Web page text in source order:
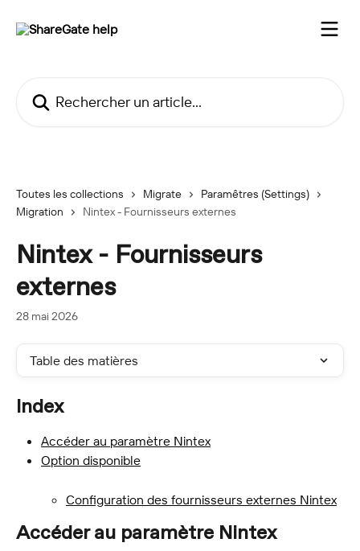
Toutes les collections Migrate
Paramêtres (Settings)
Migration
Nintex - Fournisseurs externes
Nintex - Fournisseurs
externes
28 mai 2026
Table des matières
Index
Accéder au paramètre Nintex
Option disponible
Configuration des fournisseurs externes Nintex
Accéder au paramètre Nintex